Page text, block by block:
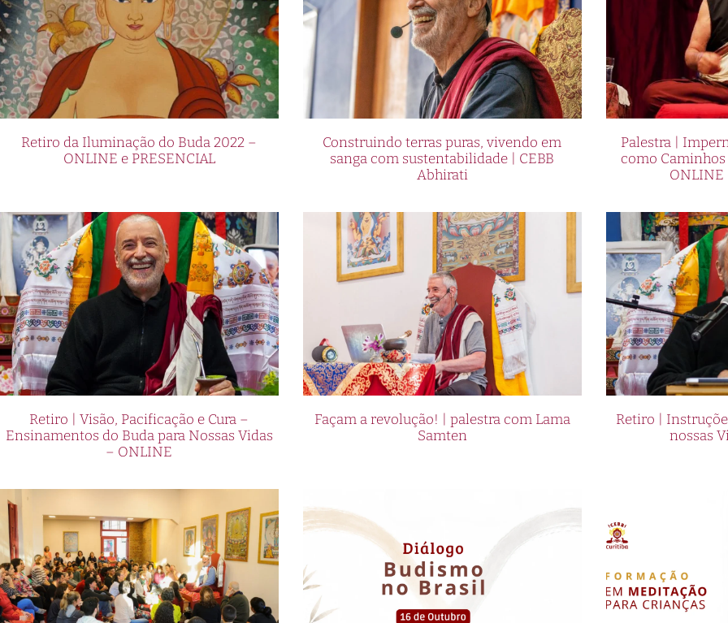
Retiro da Iluminação do Buda 2022 –
ONLINE e PRESENCIAL
Construindo terras puras, vivendo em
sanga com sustentabilidade | CEBB
Abhirati
Palestra |
como
ONLINE
Retiro | Visão, Pacificação e Cura –
Ensinamentos do Buda para Nossas Vidas
– ONLINE
Façam a revolução! | palestra com Lama
Samten
Retiro |
nossas